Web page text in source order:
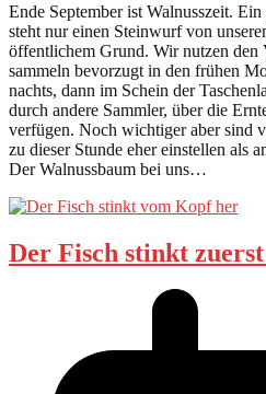
Ende September ist Walnusszeit.
steht nur einen Steinwurf von
öffentlichem Grund. Wir nutzen den
sammeln bevorzugt in den frühen
nachts, dann im Schein der
durch andere Sammler, über die
verfügen. Noch wichtiger aber sind
zu dieser Stunde eher einstellen als
Der Walnussbaum bei uns…
Der Fisch stinkt